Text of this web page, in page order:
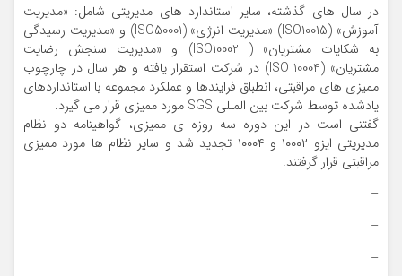
در سال های گذشته، سایر استاندارد های مدیریتی شامل: «مدیریت
آموزش» (ISO10015) «مدیریت انرژی» (ISO50001) و «مدیریت رسیدگی
به شکایات مشتریان» ( ISO10002) و «مدیریت سنجش رضایت
مشتریان» (ISO 10004) در شرکت استقرار یافته و هر سال در چارچوب
ممیزی های مراقبتی، انطباق فرایندها و عملکرد مجموعه با استانداردهای
یادشده توسط شرکت بین المللی SGS مورد ممیزی قرار می گیرد.
گفتنی است در این دوره سه روزه ی ممیزی، گواهینامه دو نظام
مدیریتی ایزو ۱۰۰۰۲ و ۱۰۰۰۴ تجدید شد و سایر نظام ها مورد ممیزی
مراقبتی قرار گرفتند.
–
–
–